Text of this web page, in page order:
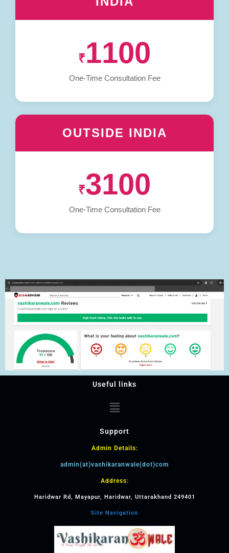
₹1100
One-Time Consultation Fee
OUTSIDE INDIA
₹3100
One-Time Consultation Fee
Useful links
Support
Admin Details:
admin(at)vashikaranwale(dot)com
Address:
Haridwar Rd, Mayapur, Haridwar, Uttarakhand 249401
Site Navigation